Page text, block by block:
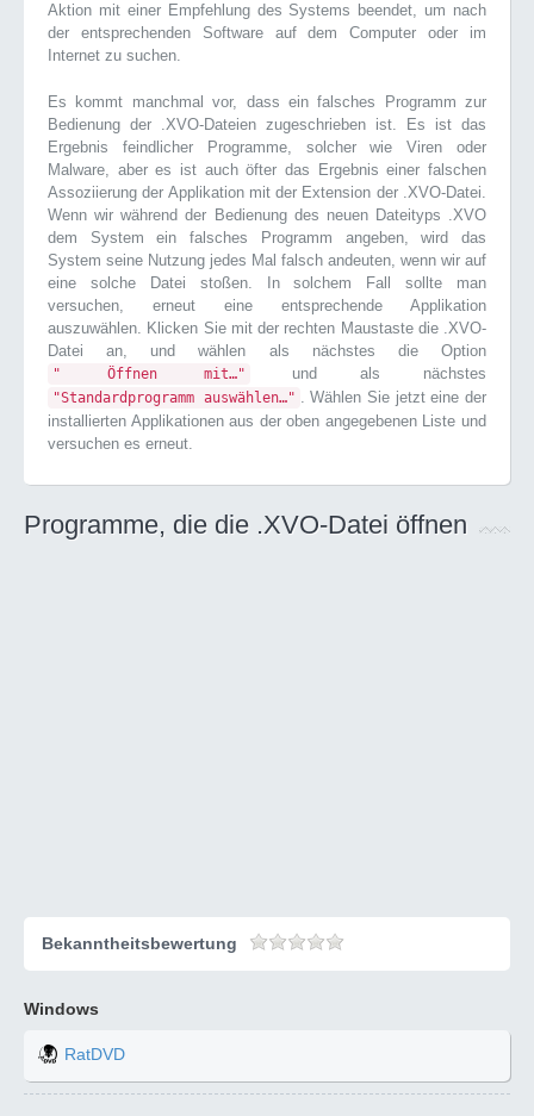
Aktion mit einer Empfehlung des Systems beendet, um nach
der entsprechenden Software auf dem Computer oder im
Internet zu suchen.
Es kommt manchmal vor, dass ein falsches Programm zur
Bedienung der .XVO-Dateien zugeschrieben ist. Es ist das
Ergebnis feindlicher Programme, solcher wie Viren oder
Malware, aber es ist auch öfter das Ergebnis einer falschen
Assoziierung der Applikation mit der Extension der .XVO-Datei.
Wenn wir während der Bedienung des neuen Dateityps .XVO
dem System ein falsches Programm angeben, wird das
System seine Nutzung jedes Mal falsch andeuten, wenn wir auf
eine solche Datei stoßen. In solchem Fall sollte man
versuchen, erneut eine entsprechende Applikation
auszuwählen. Klicken Sie mit der rechten Maustaste die .XVO-
Datei an, und wählen als nächstes die Option
" Öffnen mit…" und als nächstes
"Standardprogramm auswählen…" . Wählen Sie jetzt eine der
installierten Applikationen aus der oben angegebenen Liste und
versuchen es erneut.
Programme, die die .XVO-Datei öffnen
Bekanntheitsbewertung
Windows
RatDVD